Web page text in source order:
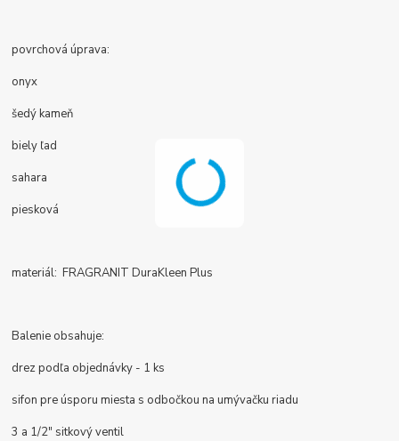
povrchová úprava:
onyx
šedý kameň
biely ľad
sahara
piesková
materiál: FRAGRANIT DuraKleen Plus
Balenie obsahuje:
drez podľa objednávky - 1 ks
sifon pre úsporu miesta s odbočkou na umývačku riadu
3 a 1/2" sitkový ventil